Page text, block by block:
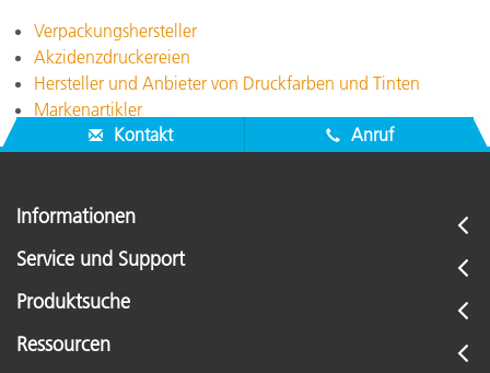
Verpackungshersteller
Akzidenzdruckereien
Hersteller und Anbieter von Druckfarben und Tinten
Markenartikler
Kontakt
Anruf
Informationen
Service und Support
Produktsuche
Ressourcen